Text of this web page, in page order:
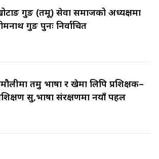
गुरुङ (तमू) सेवा समाजको अध्यक्षमा
गुरुङ पुनः निर्वाचित
तमु भाषा र खेमा लिपि प्रशिक्षक–
सुरु,भाषा संरक्षणमा नयाँ पहल